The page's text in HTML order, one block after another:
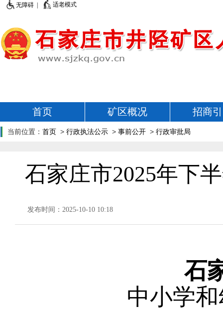
无障碍 | 适老模式
首页 矿区概况 招商
当前位置： 首页 > 行政执法公示 > 事前公开 > 行政审批局
石家庄市2025年下
发布时间：2025-10-10 10:18
石
中小学